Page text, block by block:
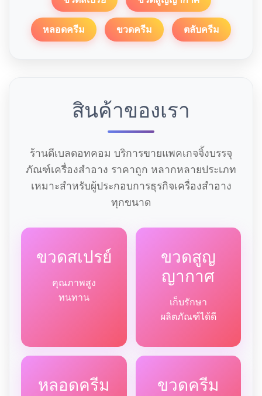
หลอดครีม ขวดครีม ตลับครีม
สินค้าของเรา
ร้านดีเบลดอทคอม บริการขายแพคเกจจิ้งบรรจุ
ภัณฑ์เครื่องสำอาง ราคาถูก หลากหลายประเภท
เหมาะสำหรับผู้ประกอบการธุรกิจเครื่องสำอาง
ทุกขนาด
ขวดสเปรย์
คุณภาพสูง
ทนทาน
ขวดสูญ
ญากาศ
เก็บรักษา
ผลิตภัณฑ์ได้ดี
หลอดครีม ขวดครีม